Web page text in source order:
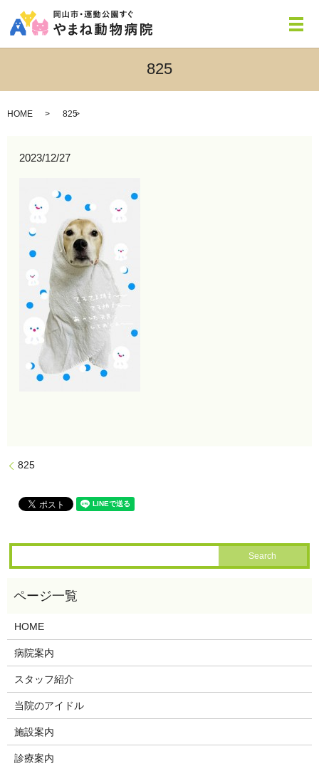
メ
825
HOME 825
2023/12/27
825
HOME
病院案内
スタッフ紹介
当院のアイドル
施設案内
診療案内